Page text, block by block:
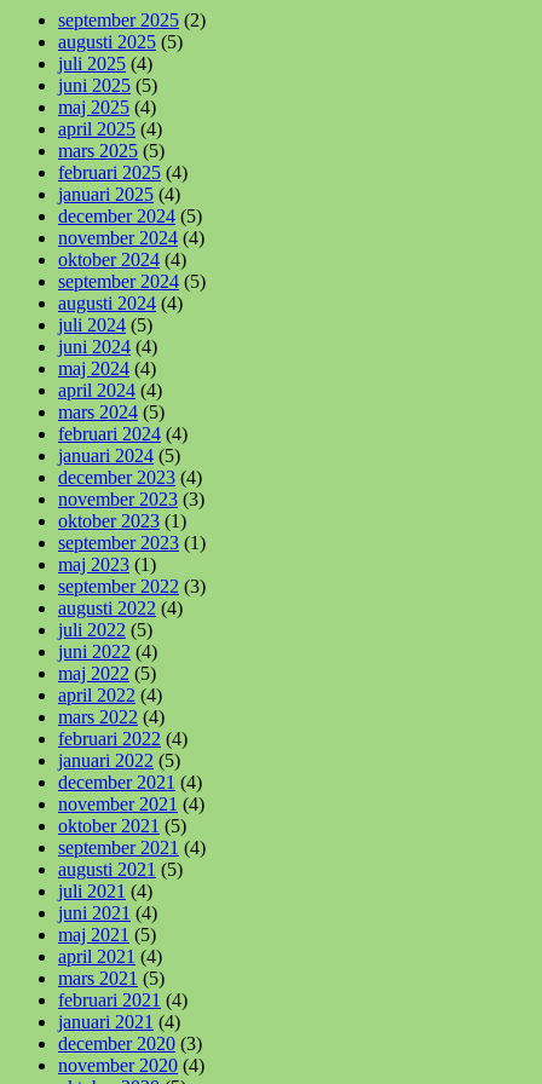
september 2025 (2)
augusti 2025 (5)
juli 2025 (4)
juni 2025 (5)
maj 2025 (4)
april 2025 (4)
mars 2025 (5)
februari 2025 (4)
januari 2025 (4)
december 2024 (5)
november 2024 (4)
oktober 2024 (4)
september 2024 (5)
augusti 2024 (4)
juli 2024 (5)
juni 2024 (4)
maj 2024 (4)
april 2024 (4)
mars 2024 (5)
februari 2024 (4)
januari 2024 (5)
december 2023 (4)
november 2023 (3)
oktober 2023 (1)
september 2023 (1)
maj 2023 (1)
september 2022 (3)
augusti 2022 (4)
juli 2022 (5)
juni 2022 (4)
maj 2022 (5)
april 2022 (4)
mars 2022 (4)
februari 2022 (4)
januari 2022 (5)
december 2021 (4)
november 2021 (4)
oktober 2021 (5)
september 2021 (4)
augusti 2021 (5)
juli 2021 (4)
juni 2021 (4)
maj 2021 (5)
april 2021 (4)
mars 2021 (5)
februari 2021 (4)
januari 2021 (4)
december 2020 (3)
november 2020 (4)